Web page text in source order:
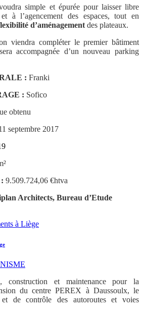
simple et épurée pour laisser libre
à l’agencement des espaces, tout en
d’aménagement des plateaux.
viendra compléter le premier bâtiment
accompagnée d’un nouveau parking
: Franki
: Sofico
obtenu
septembre 2017
9.509.724,06 €htva
Architects, Bureau d’Etude
construction et maintenance pour la
du centre PEREX à Daussoulx, le
et de contrôle des autoroutes et voies